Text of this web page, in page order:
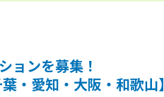
ョンを募集！
・愛知・大阪・和歌山】